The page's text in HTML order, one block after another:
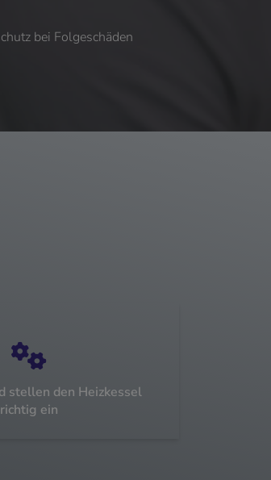
bei Folgeschäden
stellen den Heizkessel
richtig ein